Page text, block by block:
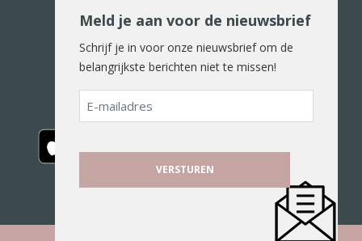
De reiswereld in woord en beeld
Meld je aan voor de nieuwsbrief
Schrijf je in voor onze nieuwsbrief om de
belangrijkste berichten niet te missen!
E-
mailadres